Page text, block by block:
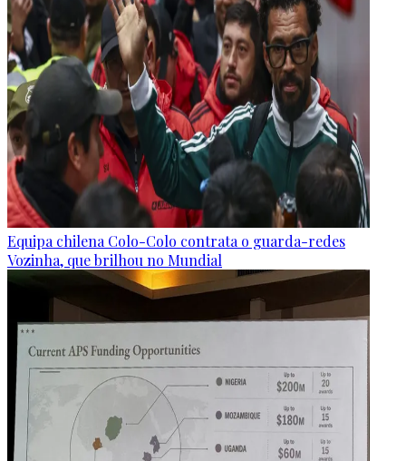
Equipa chilena Colo-Colo contrata o guarda-redes
Vozinha, que brilhou no Mundial